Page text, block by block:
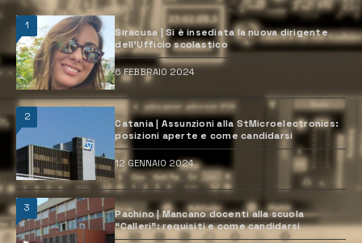
1
Siracusa | Si è insediata la nuova dirigente
dell’Ufficio scolastico
6 FEBBRAIO 2024
2
Catania | Assunzioni alla StMicroelectronics:
posizioni aperte e come candidarsi
12 GENNAIO 2024
3
Pachino | Mancano docenti alla scuola
“Calleri”: requisiti e come candidarsi